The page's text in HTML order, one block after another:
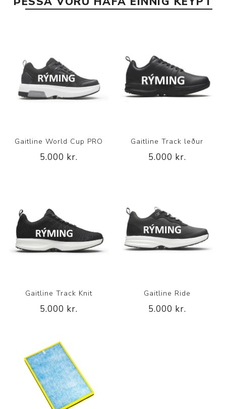
Gaitline World Cup PRO
5.000 kr.
Gaitline Track leður
5.000 kr.
Gaitline Track Knit
5.000 kr.
Gaitline Ride
5.000 kr.